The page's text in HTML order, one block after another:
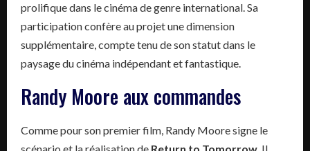
prolifique dans le cinéma de genre international. Sa
participation confère au projet une dimension
supplémentaire, compte tenu de son statut dans le
paysage du cinéma indépendant et fantastique.
Randy Moore aux commandes
Comme pour son premier film, Randy Moore signe le